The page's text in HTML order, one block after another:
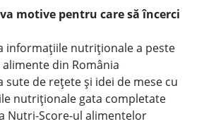
motive pentru care să încerci
informațiile nutriționale a peste
alimente din România
sute de rețete și idei de mese cu
nutriționale gata completate
Nutri-Score-ul alimentelor